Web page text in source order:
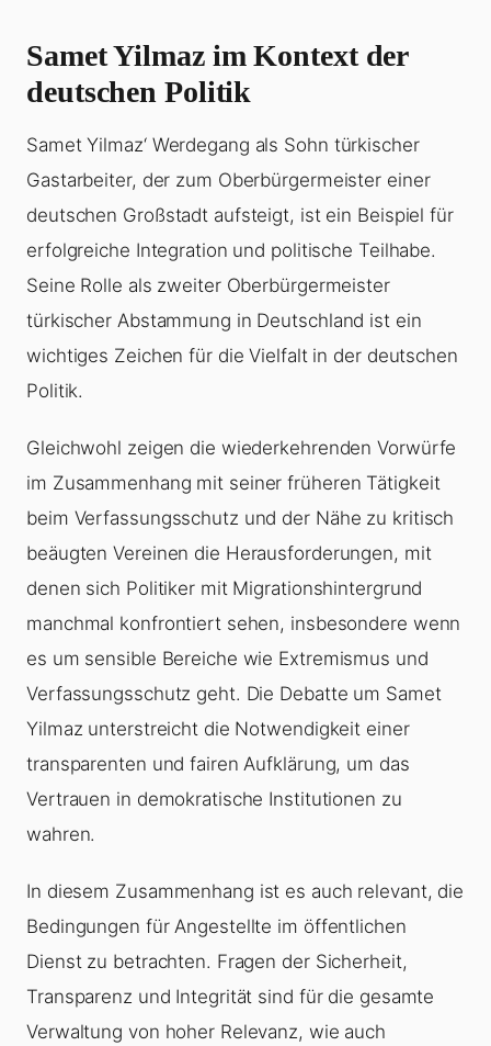
Samet Yilmaz im Kontext der
deutschen Politik
Samet Yilmaz‘ Werdegang als Sohn türkischer
Gastarbeiter, der zum Oberbürgermeister einer
deutschen Großstadt aufsteigt, ist ein Beispiel für
erfolgreiche Integration und politische Teilhabe.
Seine Rolle als zweiter Oberbürgermeister
türkischer Abstammung in Deutschland ist ein
wichtiges Zeichen für die Vielfalt in der deutschen
Politik.
Gleichwohl zeigen die wiederkehrenden Vorwürfe
im Zusammenhang mit seiner früheren Tätigkeit
beim Verfassungsschutz und der Nähe zu kritisch
beäugten Vereinen die Herausforderungen, mit
denen sich Politiker mit Migrationshintergrund
manchmal konfrontiert sehen, insbesondere wenn
es um sensible Bereiche wie Extremismus und
Verfassungsschutz geht. Die Debatte um Samet
Yilmaz unterstreicht die Notwendigkeit einer
transparenten und fairen Aufklärung, um das
Vertrauen in demokratische Institutionen zu
wahren.
In diesem Zusammenhang ist es auch relevant, die
Bedingungen für Angestellte im öffentlichen
Dienst zu betrachten. Fragen der Sicherheit,
Transparenz und Integrität sind für die gesamte
Verwaltung von hoher Relevanz, wie auch